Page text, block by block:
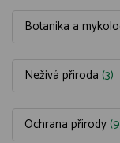
Botanika a
Neživá příroda (3)
Ochrana přírody